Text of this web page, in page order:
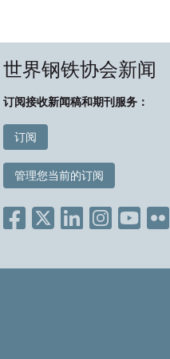
世界钢铁协会新闻
订阅接收新闻稿和期刊服务：
订阅
管理您当前的订阅